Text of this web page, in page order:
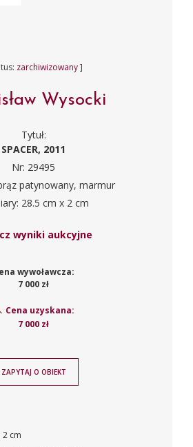
zarchiwizowany]
Wysocki
Tytuł:
SPACER, 2011
Nr: 29495
patynowany, marmur
28.5 cm x 2 cm
wyniki aukcyjne
wywoławcza:
7 000 zł
Cena uzyskana:
7 000 zł
ZAPYTAJ O OBIEKT
cm